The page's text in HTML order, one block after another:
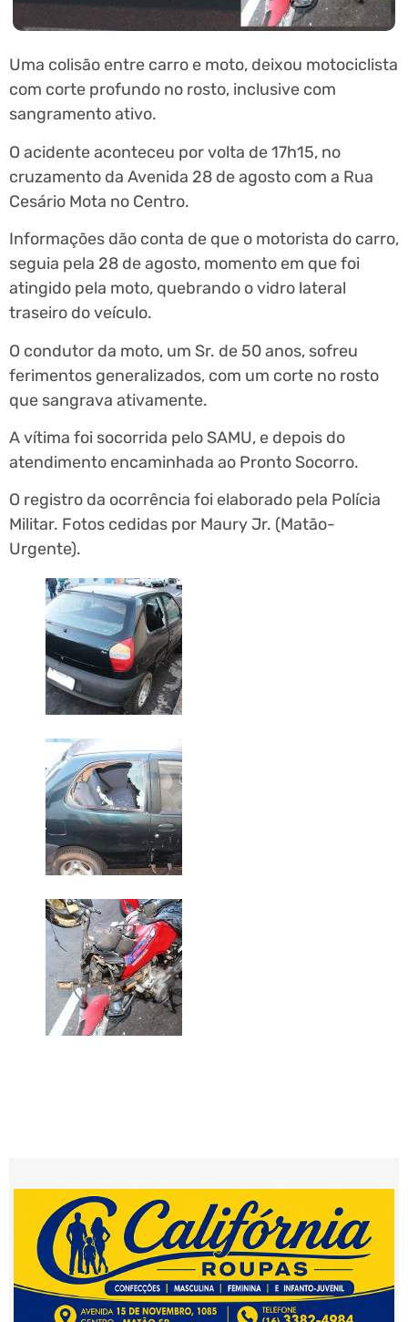
Uma colisão entre carro e moto, deixou motociclista
com corte profundo no rosto, inclusive com
sangramento ativo.
O acidente aconteceu por volta de 17h15, no
cruzamento da Avenida 28 de agosto com a Rua
Cesário Mota no Centro.
Informações dão conta de que o motorista do carro,
seguia pela 28 de agosto, momento em que foi
atingido pela moto, quebrando o vidro lateral
traseiro do veículo.
O condutor da moto, um Sr. de 50 anos, sofreu
ferimentos generalizados, com um corte no rosto
que sangrava ativamente.
A vítima foi socorrida pelo SAMU, e depois do
atendimento encaminhada ao Pronto Socorro.
O registro da ocorrência foi elaborado pela Polícia
Militar. Fotos cedidas por Maury Jr. (Matão-
Urgente).